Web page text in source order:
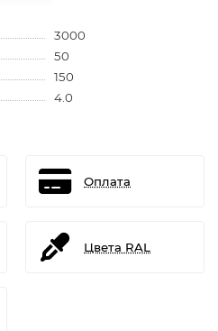
3000
50
150
4.0
Оплата
Цвета RAL